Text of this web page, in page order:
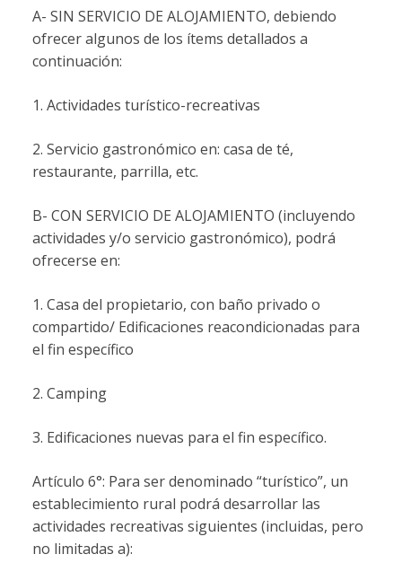
A- SIN SERVICIO DE ALOJAMIENTO, debiendo
ofrecer algunos de los ítems detallados a
continuación:
1. Actividades turístico-recreativas
2. Servicio gastronómico en: casa de té,
restaurante, parrilla, etc.
B- CON SERVICIO DE ALOJAMIENTO (incluyendo
actividades y/o servicio gastronómico), podrá
ofrecerse en:
1. Casa del propietario, con baño privado o
compartido/ Edificaciones reacondicionadas para
el fin específico
2. Camping
3. Edificaciones nuevas para el fin específico.
Artículo 6°: Para ser denominado “turístico”, un
establecimiento rural podrá desarrollar las
actividades recreativas siguientes (incluidas, pero
no limitadas a):